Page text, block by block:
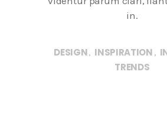
in.
DESIGN, INSPIRATION ,
TRENDS